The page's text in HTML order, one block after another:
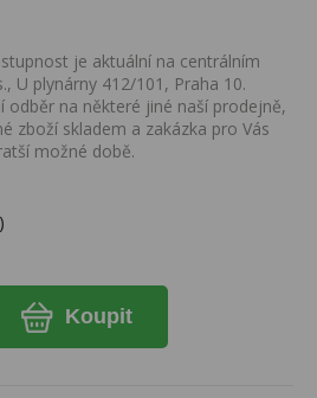
je aktuální na centrálním
U plynárny 412/101, Praha 10.
odběr na některé jiné naší prodejně,
zboží skladem a zakázka pro Vás
možné době.
Koupit